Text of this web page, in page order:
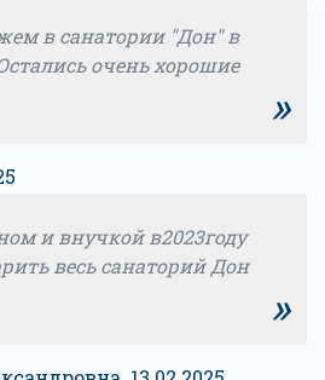
в санатории "Дон" в
очень хорошие
»
и внучкой в2023году
весь санаторий Дон
»